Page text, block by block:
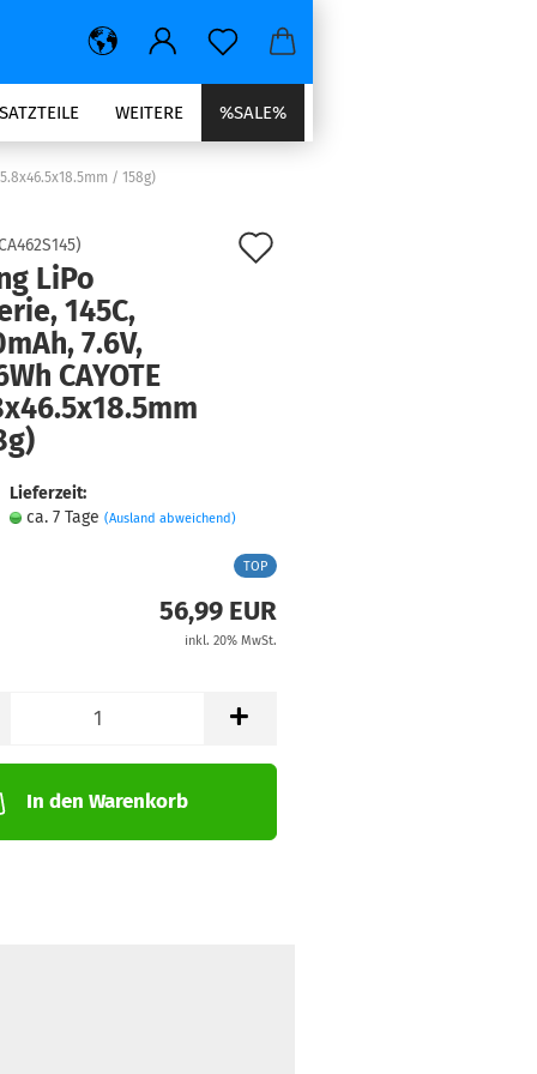
%SALE%
WEITERE
/ 158g)
)
LiPo
145C,
7.6V,
CAYOTE
Lieferzeit:
ca. 7 Tage (Ausland abweichend)
TOP
56,99 EUR
inkl. 20% MwSt.
In den Warenkorb